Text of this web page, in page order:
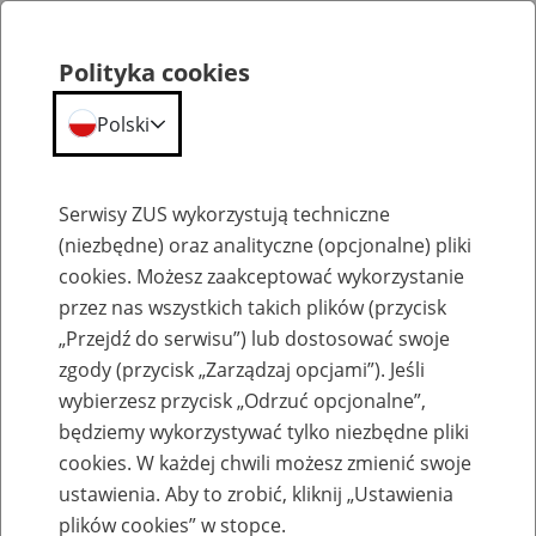
Emerytury
Baza zlikwidowanych lub
przekształconych zakładów pracy
Polityka cookies
Polski
Serwisy ZUS wykorzystują techniczne
(niezbędne) oraz analityczne (opcjonalne) pliki
cookies. Możesz zaakceptować wykorzystanie
przez nas wszystkich takich plików (przycisk
„Przejdź do serwisu”) lub dostosować swoje
zgody (przycisk „Zarządzaj opcjami”). Jeśli
wybierzesz przycisk „Odrzuć opcjonalne”,
będziemy wykorzystywać tylko niezbędne pliki
cookies. W każdej chwili możesz zmienić swoje
ustawienia. Aby to zrobić, kliknij „Ustawienia
plików cookies” w stopce.